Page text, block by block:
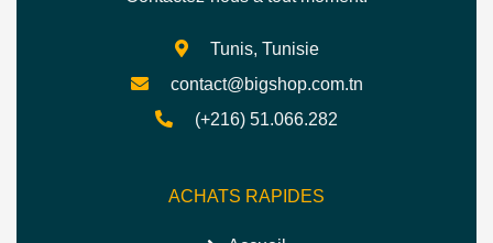
Tunis, Tunisie
contact@bigshop.com.tn
(+216) 51.066.282
ACHATS RAPIDES